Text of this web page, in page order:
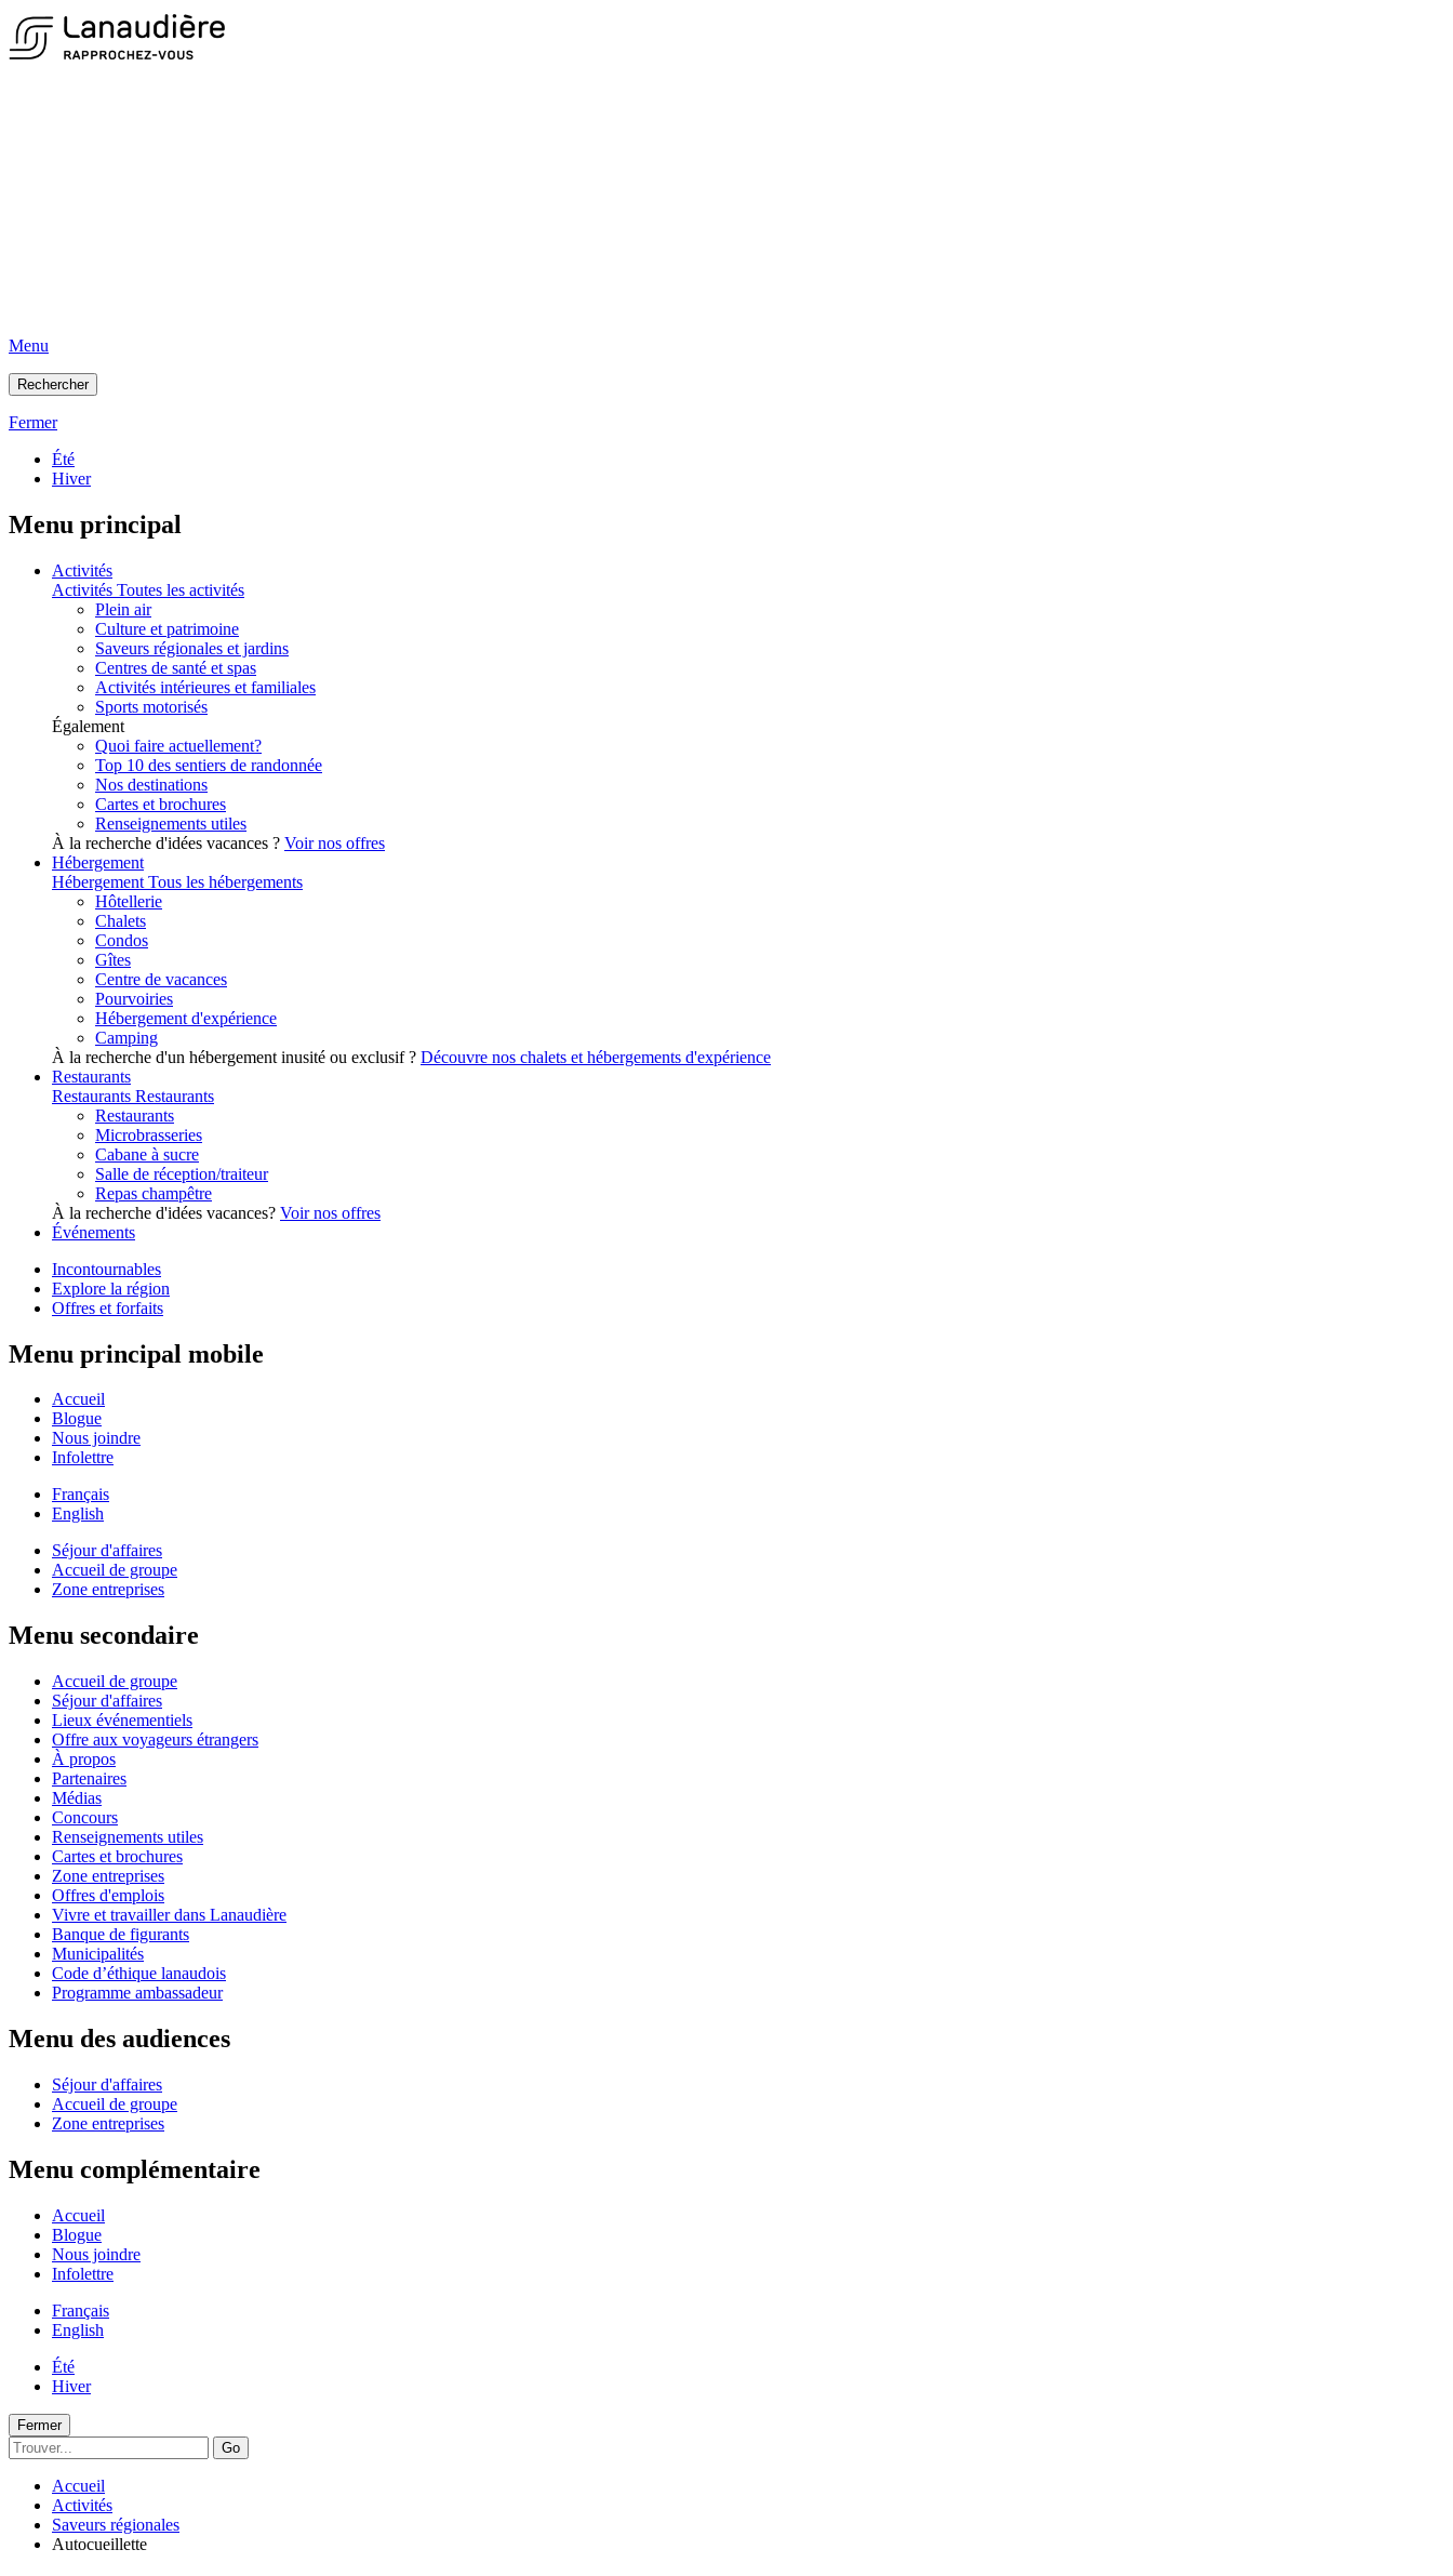
Menu
Rechercher
Fermer
Été
Hiver
Menu principal
Activités
Activités Toutes les activités
Plein air
Culture et patrimoine
Saveurs régionales et jardins
Centres de santé et spas
Activités intérieures et familiales
Sports motorisés
Également
Quoi faire actuellement?
Top 10 des sentiers de randonnée
Nos destinations
Cartes et brochures
Renseignements utiles
À la recherche d'idées vacances ? Voir nos offres
Hébergement
Hébergement Tous les hébergements
Hôtellerie
Chalets
Condos
Gîtes
Centre de vacances
Pourvoiries
Hébergement d'expérience
Camping
À la recherche d'un hébergement inusité ou exclusif ? Découvre nos chalets et hébergements d'expérience
Restaurants
Restaurants Restaurants
Restaurants
Microbrasseries
Cabane à sucre
Salle de réception/traiteur
Repas champêtre
À la recherche d'idées vacances? Voir nos offres
Événements
Incontournables
Explore la région
Offres et forfaits
Menu principal mobile
Accueil
Blogue
Nous joindre
Infolettre
Français
English
Séjour d'affaires
Accueil de groupe
Zone entreprises
Menu secondaire
Accueil de groupe
Séjour d'affaires
Lieux événementiels
Offre aux voyageurs étrangers
À propos
Partenaires
Médias
Concours
Renseignements utiles
Cartes et brochures
Zone entreprises
Offres d'emplois
Vivre et travailler dans Lanaudière
Banque de figurants
Municipalités
Code d’éthique lanaudois
Programme ambassadeur
Menu des audiences
Séjour d'affaires
Accueil de groupe
Zone entreprises
Menu complémentaire
Accueil
Blogue
Nous joindre
Infolettre
Français
English
Été
Hiver
Fermer
Go
Accueil
Activités
Saveurs régionales
Autocueillette